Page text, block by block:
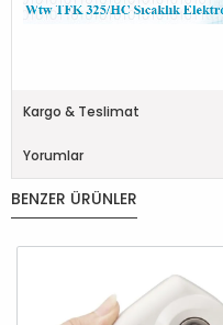
BENZER ÜRÜNLER
Kargo & Teslimat
Yorumlar